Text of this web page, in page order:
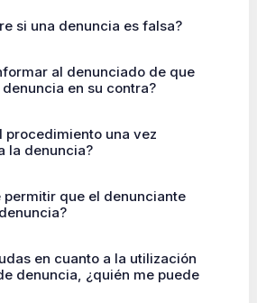
si una denuncia es falsa?
al denunciado de que
en su contra?
procedimiento una vez
la denuncia?
permitir que el denunciante
en cuanto a la utilización
denuncia, ¿quién me puede